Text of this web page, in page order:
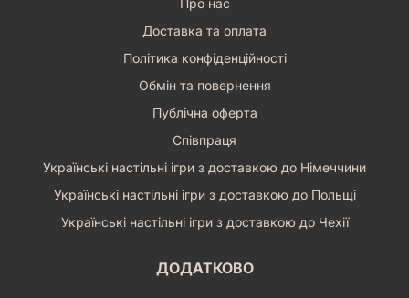
Доставка та оплата
Політика конфіденційності
Обмін та повернення
Публічна оферта
Співпраця
Українські настільні ігри з доставкою до Німеччини
Українські настільні ігри з доставкою до Польщі
Українські настільні ігри з доставкою до Чехії
ДОДАТКОВО